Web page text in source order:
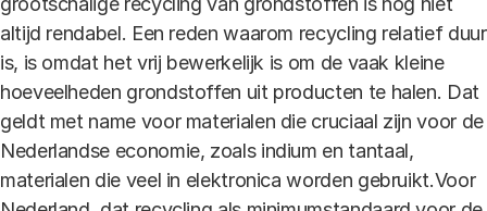
altijd rendabel. Een reden waarom recycling relatief duur
is, is omdat het vrij bewerkelijk is om de vaak kleine
hoeveelheden grondstoffen uit producten te halen. Dat
geldt met name voor materialen die cruciaal zijn voor de
Nederlandse economie, zoals indium en tantaal,
materialen die veel in elektronica worden gebruikt.Voor